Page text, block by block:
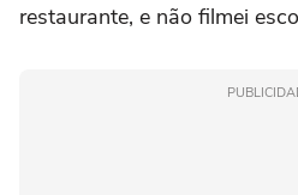
restaurante, e não filmei